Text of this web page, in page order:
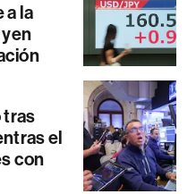
a la
tras
el
con